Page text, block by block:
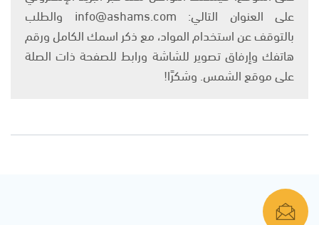
على العنوان التالي: info@ashams.com والطلب
بالتوقف عن استخدام المواد، مع ذكر اسمك الكامل ورقم
هاتفك وإرفاق تصوير للشاشة ورابط للصفحة ذات الصلة
على موقع الشمس. وشكرًا!